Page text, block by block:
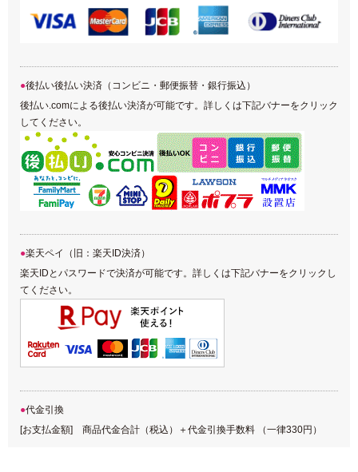
後払い後払い決済（コンビニ・郵便振替・銀行振込）
後払い.comによる後払い決済が可能です。詳しくは下記バナーをクリック
してください。
楽天ペイ（旧：楽天ID決済）
楽天IDとパスワードで決済が可能です。詳しくは下記バナーをクリックし
てください。
代金引換
[お支払金額] 商品代金合計（税込）＋代金引換手数料 （一律330円）